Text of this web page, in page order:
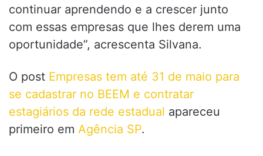
continuar aprendendo e a crescer junto
com essas empresas que lhes derem uma
oportunidade”, acrescenta Silvana.
O post Empresas tem até 31 de maio para
se cadastrar no BEEM e contratar
estagiários da rede estadual apareceu
primeiro em Agência SP.